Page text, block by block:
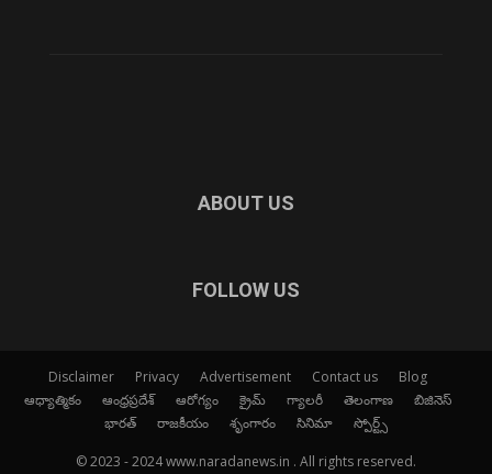
ABOUT US
FOLLOW US
Disclaimer Privacy Advertisement Contact us
Blog
ఆధ్యాత్మికం
ఆంధ్రప్రదేశ్ ఆరోగ్యం క్రైమ్ గ్యాలరీ తెలంగాణ
బిజినెస్
భారత్
రాజకీయం శృంగారం సినిమా స్పోర్ట్స్
© 2023 - 2024 www.naradanews.in . All rights reserved.